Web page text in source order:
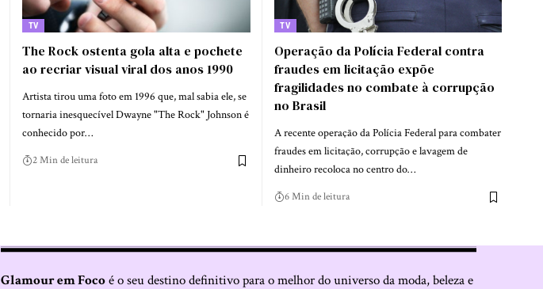
TV
The Rock ostenta gola alta e pochete
ao recriar visual viral dos anos 1990
Artista tirou uma foto em 1996 que, mal sabia ele, se
tornaria inesquecível Dwayne "The Rock" Johnson é
conhecido por…
2 Min de leitura
TV
Operação da Polícia Federal contra
fraudes em licitação expõe
fragilidades no combate à corrupção
no Brasil
A recente operação da Polícia Federal para combater
fraudes em licitação, corrupção e lavagem de
dinheiro recoloca no centro do…
6 Min de leitura
Glamour em Focoé o seu destino definitivo para o melhor do universo da moda, beleza e